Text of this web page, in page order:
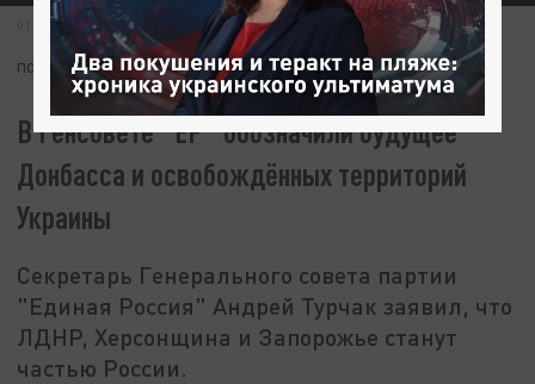
01 ИЮНЯ 07:32
ПОДПИШИТЕСЬ:
В Генсовете "ЕР" обозначили будущее
Донбасса и освобождённых территорий
Украины
Секретарь Генерального совета партии
"Единая Россия" Андрей Турчак заявил, что
ЛДНР, Херсонщина и Запорожье станут
частью России.